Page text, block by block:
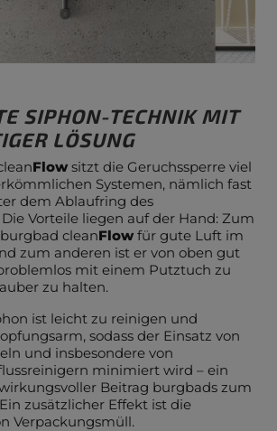
SIPHON-TECHNIK MIT
LÖSUNG
Flow sitzt die Geruchssperre viel
Systemen, nämlich fast
dem Ablaufring des
Vorteile liegen auf der Hand: Zum
cleanFlow für gute Luft im
zum anderen ist er von oben gut
mit einem Putztuch zu
zu halten.
ist leicht zu reinigen und
sodass der Einsatz von
und insbesondere von
minimiert wird – ein
Beitrag burgbads zum
zusätzlicher Effekt ist die
Verpackungsmüll.